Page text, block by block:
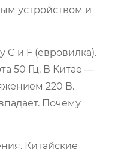
устройством и
и F (евровилка).
50 Гц. В Китае —
220 В.
Почему
Китайские